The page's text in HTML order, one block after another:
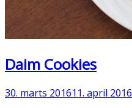
Daim Cookies
30. marts 201611. april 2016